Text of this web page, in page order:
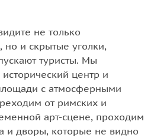
не только
но и скрытые уголки,
туристы. Мы
центр и
с атмосферными
от римских и
арт-сцене, проходим
и дворы, которые не видно